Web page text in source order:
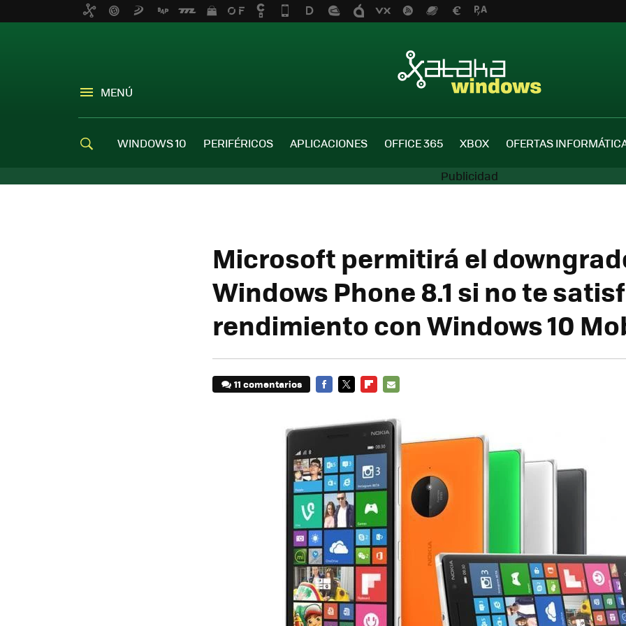
MENÚ
WINDOWS 10 PERIFÉRICOS APLICACIONES OFFICE 365 XBOX OFERTAS
Microsoft permitirá el
Windows Phone 8.1 si no te
rendimiento con Windows 10
11 comentarios
MAIL